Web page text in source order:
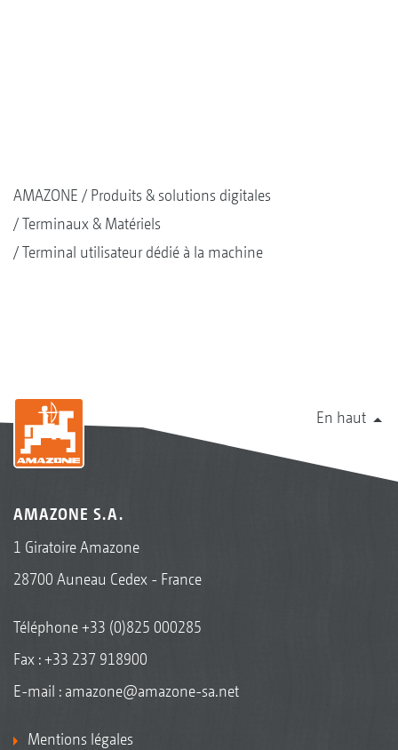
AMAZONE
Produits & solutions digitales
Terminaux & Matériels
Terminal utilisateur dédié à la machine
En haut
AMAZONE S.A.
1 Giratoire Amazone
28700 Auneau Cedex - France
Téléphone+33 (0)825 000285
Fax : +33 237 918900
E-mail : amazone@amazone-sa.net
Mentions légales